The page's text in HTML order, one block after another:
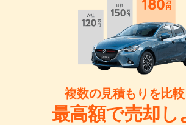
複数の見積もりを比
最高額で売却し